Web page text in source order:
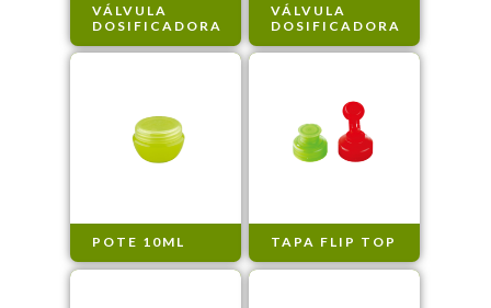
VÁLVULA
DOSIFICADORA
VÁLVULA
DOSIFICADORA
POTE 10ML TAPA FLIP TOP